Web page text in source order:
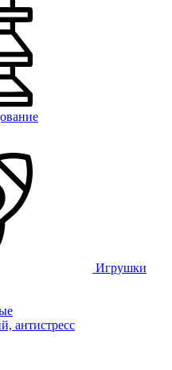
Игрушки
антистресс